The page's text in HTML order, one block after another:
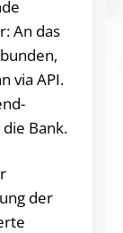
An das
via API.
Bank.
der